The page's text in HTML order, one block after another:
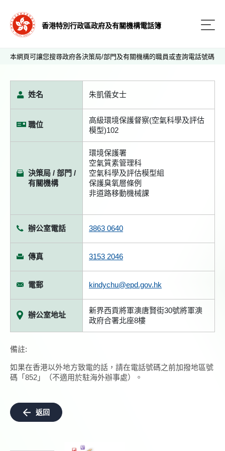
香港特別行政區政府及有關機構電話簿
本網頁可讓您搜尋政府各決策局/部門及有關機構的職員或查詢電話號碼
姓名 朱凱儀女士
職位
高級環境保護督察(空氣科學及評估
模型)102
決策局 / 部門 /
有關機構
環境保護署
空氣質素管理科
空氣科學及評估模型組
保護臭氧層條例
非道路移動機械課
辦公室電話 3863 0640
傳真 3153 2046
電郵 kindychu@epd.gov.hk
辦公室地址
新界西貢將軍澳唐賢街30號將軍澳
政府合署北座8樓
備註:
如果在香港以外地方致電的話，請在電話號碼之前加撥地區號
碼「852」（不適用於駐海外辦事處）。
返回